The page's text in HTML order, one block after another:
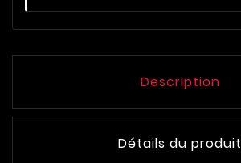
Description
Détails du produit